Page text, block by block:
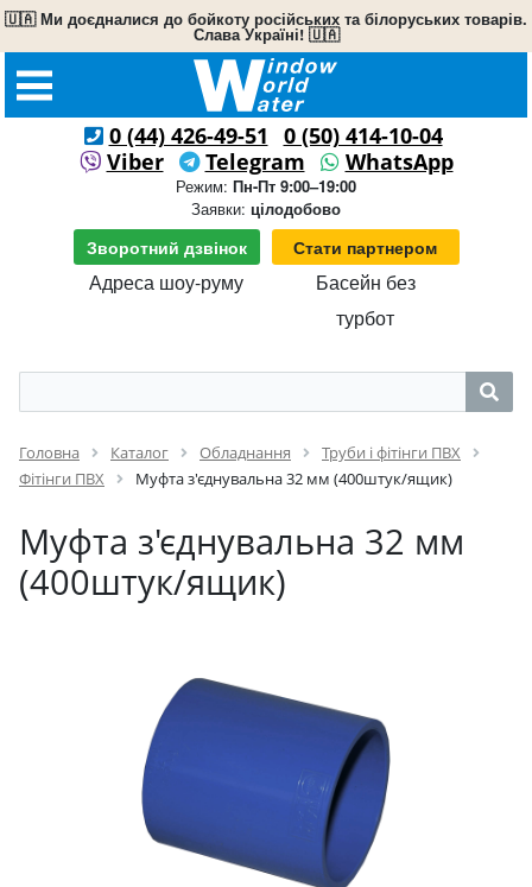
🇺🇦 Ми доєдналися до бойкоту російських та білоруських товарів.
Слава Україні! 🇺🇦
0 (44) 426-49-51
0 (50) 414-10-04
Viber
Telegram WhatsApp
Режим: Пн-Пт 9:00–19:00
Заявки: цілодобово
Зворотний дзвінок Стати партнером
Адреса шоу-руму
Басейн без
турбот
Головна Каталог Обладнання
Труби і фітінги ПВХ
Фітінги ПВХ
Муфта з'єднувальна 32 мм (400штук/ящик)
Муфта з'єднувальна 32 мм
(400штук/ящик)